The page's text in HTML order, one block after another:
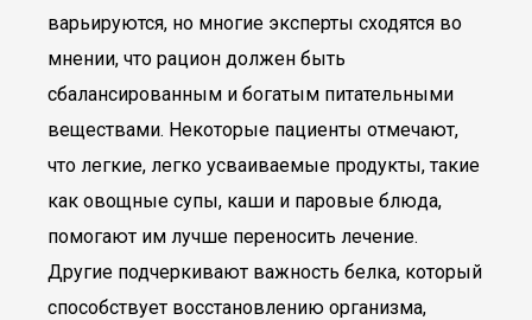
варьируются, но многие эксперты сходятся во
мнении, что рацион должен быть
сбалансированным и богатым питательными
веществами. Некоторые пациенты отмечают,
что легкие, легко усваиваемые продукты, такие
как овощные супы, каши и паровые блюда,
помогают им лучше переносить лечение.
Другие подчеркивают важность белка, который
способствует восстановлению организма,